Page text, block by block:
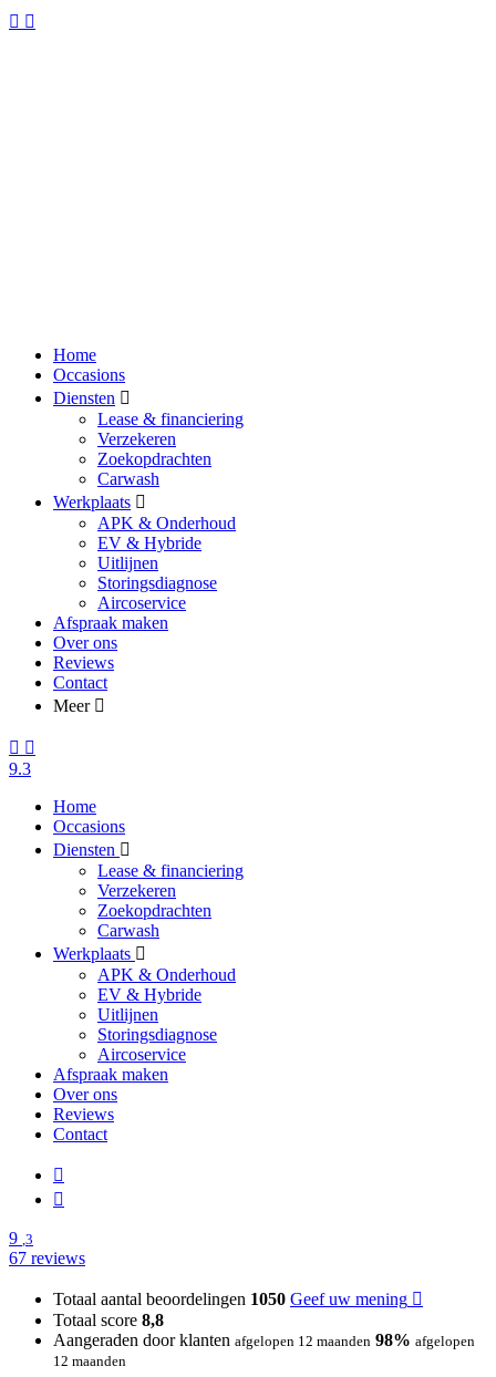
Home
Occasions
Diensten
Lease & financiering
Verzekeren
Zoekopdrachten
Carwash
Werkplaats
APK & Onderhoud
EV & Hybride
Uitlijnen
Storingsdiagnose
Aircoservice
Afspraak maken
Over ons
Reviews
Contact
Meer
9.3
Home
Occasions
Diensten
Lease & financiering
Verzekeren
Zoekopdrachten
Carwash
Werkplaats
APK & Onderhoud
EV & Hybride
Uitlijnen
Storingsdiagnose
Aircoservice
Afspraak maken
Over ons
Reviews
Contact
9 ,3
67 reviews
Totaal aantal beoordelingen 1050 Geef uw mening
Totaal score 8,8
Aangeraden door klanten afgelopen 12 maanden 98% afgelopen
12 maanden